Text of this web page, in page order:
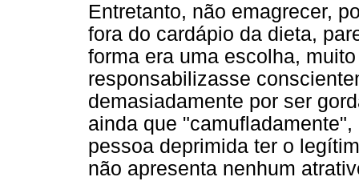
Entretanto, não emagrecer,
fora do cardápio da dieta,
forma era uma escolha,
responsabilizasse
demasiadamente por ser
ainda que
pessoa deprimida ter o
não apresenta nenhum